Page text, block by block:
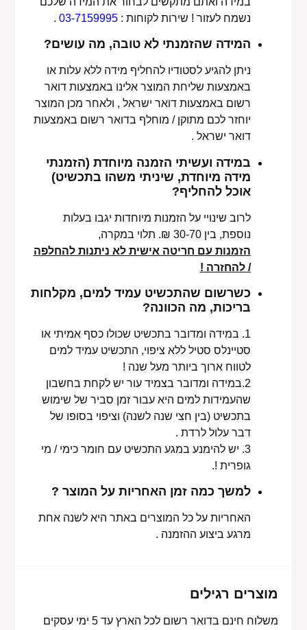
נשמח לעזור ! שירות לקוחות :03-7159995
.
המידה שהזמנתי לא טובה, מה עושים?
ניתן להגיע לסטודיו להחליף מידה ללא עלות או
באמצעות שליחת המוצר אלינו באמצעות דואר
רשום באמצעות דואר ישראל , ולאחר מכן המוצר
יוחזר לכם מתוקן / מוחלף בדואר רשום באמצעות
דואר ישראל .
במידה ועשיתי הזמנה מיוחדת (הזמנתי
מידה מיוחדת, שיניתי משהו בתכשיט)
אוכל להחליף?
לרוב שינויי על הזמנות מיוחדות יגבו בעלות
נוספת, בין 30-70 ₪. תלוי במקרה,
הזמנות עם חריטה אישית לא ניתנות להחלפה
/ להחזרה !
כשרשום שהתכשיט עמיד למים, מקלחות
בריכות, מה הכוונה?
1. במידה ומדובר בתכשיט שכולו כסף אמיתי או
סטיינלס סטיל ללא ציפוי, התכשיט עמיד למים
לטווח ארוך ביותר מעל שנה !
2.במידה ומדובר בצמיד עור יש לקחת בחשבון
שהעמידות למים היא עבור זמן סביר של שימוש
בתכשיט (בין חצי שנה לשנה) וציפוי בסופו של
דבר עלול לרדת .
3. יש להימנע במגע התכשיט עם חומר כימי / מי
גופרית !.
למשך כמה זמן האחריות על המוצר ?
האחריות על כל המוצרים באתר היא לשנה אחת
מרגע ביצוע ההזמנה .
מוצרים רגילים
משלוח חינם בדואר רשום לכל הארץ עד 5 ימי עסקים